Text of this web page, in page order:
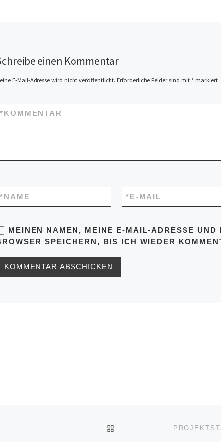
einen Kommentar
E-Mail-Adresse wird nicht veröffentlicht. Erforderliche Felder sind mit *markiert
KOMMENTAR
*
NAME
* E-MAIL
*
MEINEN NAMEN, MEINE E-MAIL-ADRESSE UND
SPEICHERN, BIS ICH WIEDER
ZURÜCK ZUR